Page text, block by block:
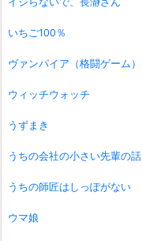
いちご100％
ヴァンパイア（格闘ゲーム）
ウィッチウォッチ
うずまき
うちの会社の小さい先輩の話
うちの師匠はしっぽがない
ウマ娘